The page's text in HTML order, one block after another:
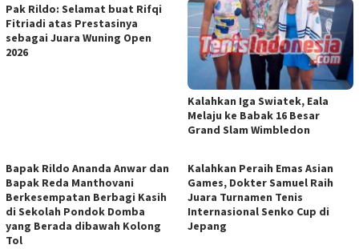
Pak Rildo: Selamat buat Rifqi
Fitriadi atas Prestasinya
sebagai Juara Wuning Open
2026
Kalahkan Iga Swiatek, Eala
Melaju ke Babak 16 Besar
Grand Slam Wimbledon
Bapak Rildo Ananda Anwar dan
Bapak Reda Manthovani
Berkesempatan Berbagi Kasih
di Sekolah Pondok Domba
yang Berada dibawah Kolong
Tol
Kalahkan Peraih Emas Asian
Games, Dokter Samuel Raih
Juara Turnamen Tenis
Internasional Senko Cup di
Jepang